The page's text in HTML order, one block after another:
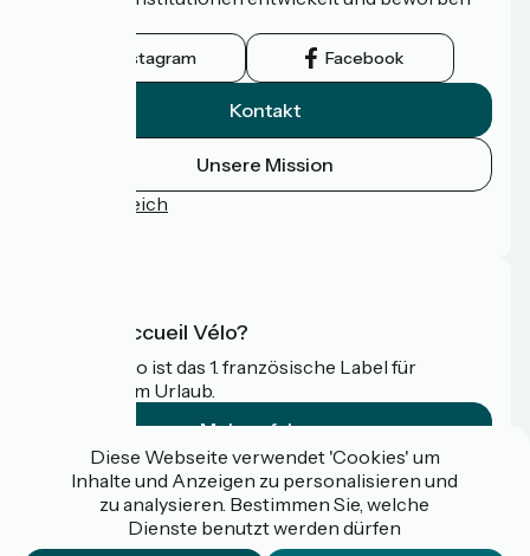
Instagram Facebook
Kontakt
Unsere Mission
Pressebereich
Was ist Accueil Vélo?
Accueil Vélo ist das 1. französische Label für
Radfahrer im Urlaub.
Mehr erfahren
Gefördert im Rahmen von Destination France
Diese Webseite verwendet 'Cookies' um
Inhalte und Anzeigen zu personalisieren und
zu analysieren. Bestimmen Sie, welche
Dienste benutzt werden dürfen